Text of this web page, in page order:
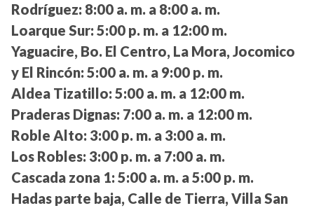
Rodríguez: 8:00 a. m. a 8:00 a. m.
Loarque Sur: 5:00 p. m. a 12:00 m.
Yaguacire, Bo. El Centro, La Mora, Jocomico
y El Rincón: 5:00 a. m. a 9:00 p. m.
Aldea Tizatillo: 5:00 a. m. a 12:00 m.
Praderas Dignas: 7:00 a. m. a 12:00 m.
Roble Alto: 3:00 p. m. a 3:00 a. m.
Los Robles: 3:00 p. m. a 7:00 a. m.
Cascada zona 1: 5:00 a. m. a 5:00 p. m.
Hadas parte baja, Calle de Tierra, Villa San